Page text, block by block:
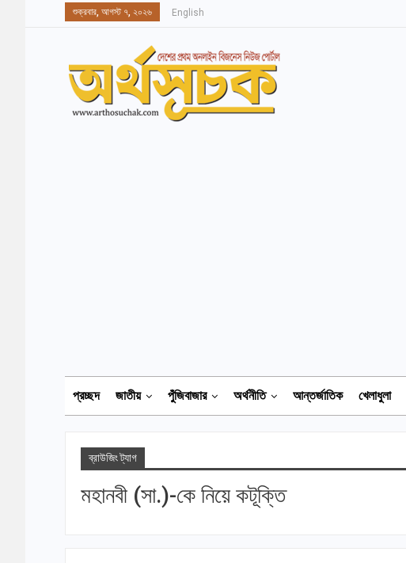
শুক্রবার, আগস্ট ৭, ২০২৬ English
প্রচ্ছদ জাতীয় পুঁজিবাজার অর্থনীতি আন্তর্জাতিক খেলাধুলা
ব্রাউজিং ট্যাগ
মহানবী (সা.)-কে নিয়ে কটূক্তি